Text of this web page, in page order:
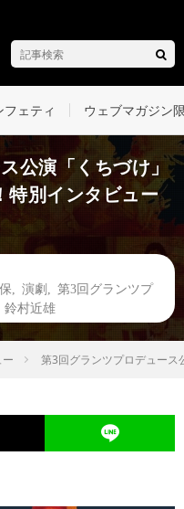
ェティ ウェブマガジン
公演「くちづけ」
特別インタビュー
演劇
第3回グランツプ
鈴村近雄
第3回グランツプロデュー